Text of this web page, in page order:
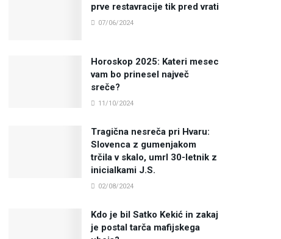
prve restavracije tik pred vrati
07/06/2024
Horoskop 2025: Kateri mesec
vam bo prinesel največ
sreče?
11/10/2024
Tragična nesreča pri Hvaru:
Slovenca z gumenjakom
trčila v skalo, umrl 30-letnik z
inicialkami J.S.
02/08/2024
Kdo je bil Satko Kekić in zakaj
je postal tarča mafijskega